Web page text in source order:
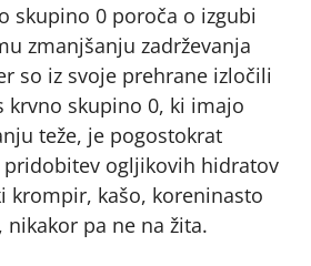
skupino 0 poroča o izgubi
zmanjšanju zadrževanja
so iz svoje prehrane izločili
krvno skupino 0, ki imajo
teže, je pogostokrat
pridobitev ogljikovih hidratov
krompir, kašo, koreninasto
nikakor pa ne na žita.